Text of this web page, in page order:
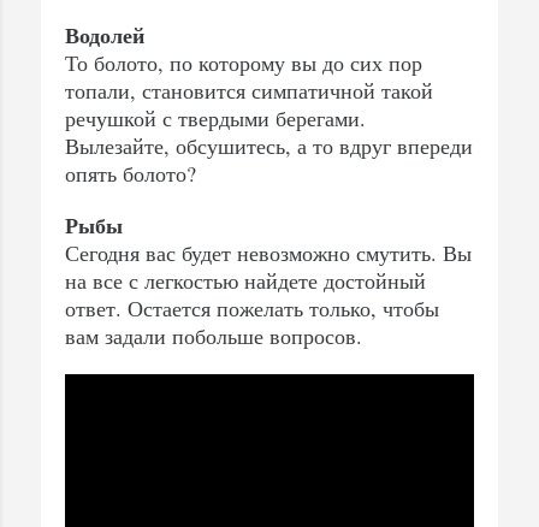
Водолей
То болото, по которому вы до сих пор
топали, становится симпатичной такой
речушкой с твердыми берегами.
Вылезайте, обсушитесь, а то вдруг впереди
опять болото?
Рыбы
Сегодня вас будет невозможно смутить. Вы
на все с легкостью найдете достойный
ответ. Остается пожелать только, чтобы
вам задали побольше вопросов.